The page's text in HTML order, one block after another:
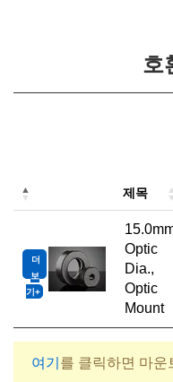
호
제목
더
보
기
Optic
Dia.,
Optic
Mount
여기 를 클릭하면 마운